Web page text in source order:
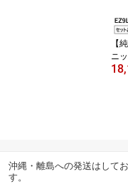
て
【
ニ
パ
沖縄・離島への発送はして
す。